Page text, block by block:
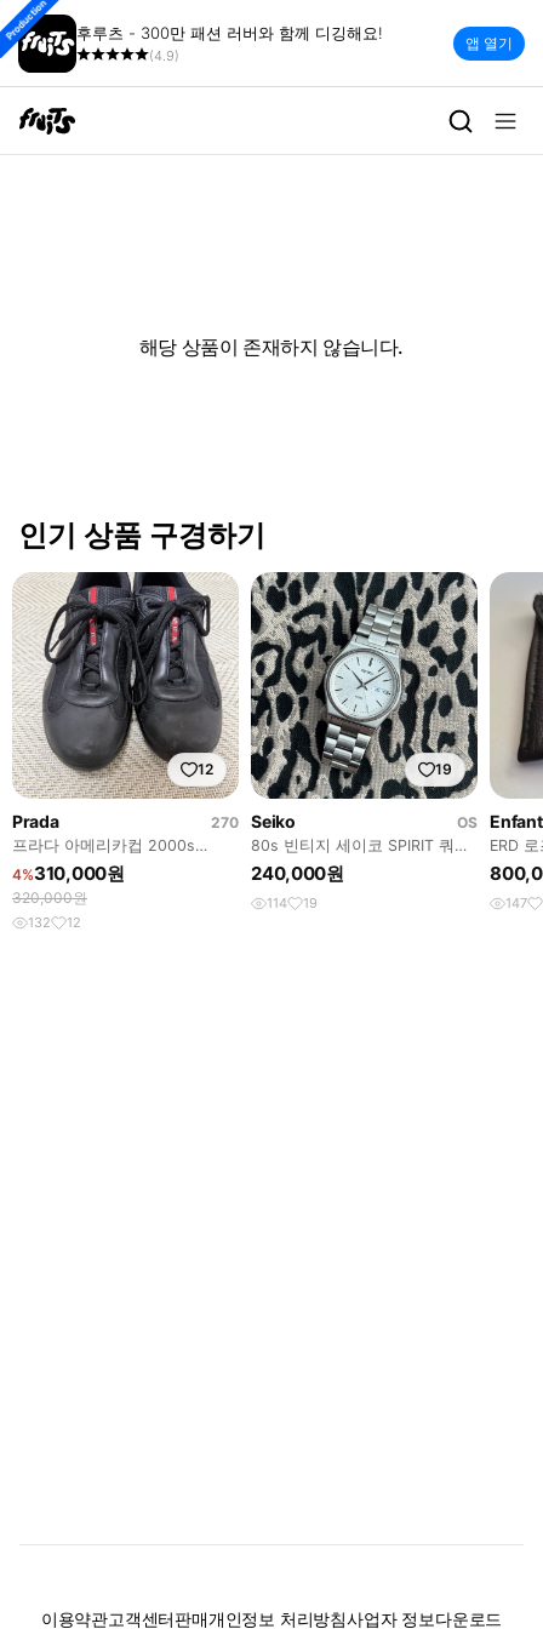
후루츠 - 300만 패션 러버와 함께 디깅해요!
(4.9)
앱 열기
해당 상품이 존재하지 않습니다.
인기 상품 구경하기
12
Prada
270
프라다 아메리카컵 2000s
vintage 270
4%310,000원
320,000원
132 12
19
Seiko
OS
80s 빈티지 세이코 SPIRIT 쿼츠
눈꽃 다이얼
240,000원
114 19
ERD
147
이용약관고객센터판매개인정보 처리방침사업자 정보다운로드
Production